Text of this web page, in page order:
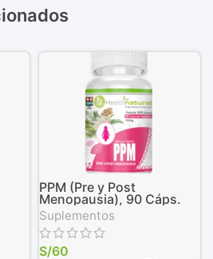
PPM (Pre y Post
Menopausia), 90 Cáps.
Vegetales de 500 mg
Suplementos
S/60